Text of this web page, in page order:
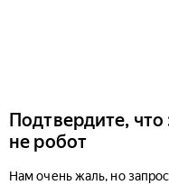
Подтвердите,
не робот
Нам очень жаль, но